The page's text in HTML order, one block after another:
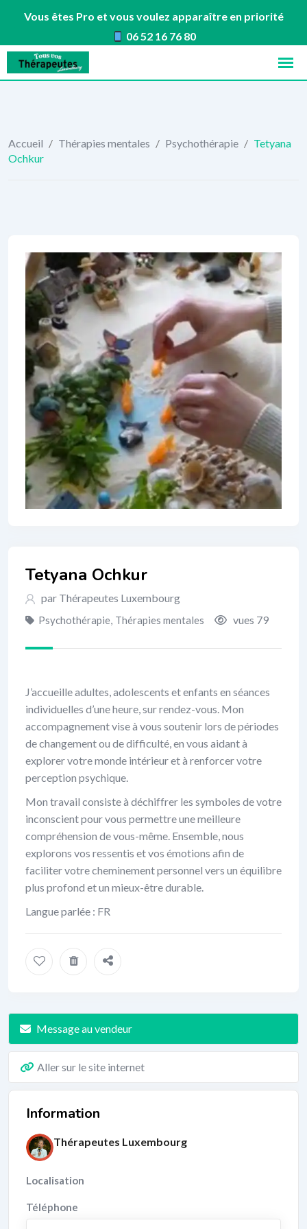
Vous êtes Pro et vous voulez apparaître en priorité
06 52 16 76 80
Skip
content
Accueil / Thérapies mentales / Psychothérapie / Tetyana
Ochkur
Tetyana Ochkur
par Thérapeutes Luxembourg
Psychothérapie, Thérapies mentales vues 79
J’accueille adultes, adolescents et enfants en séances
individuelles d’une heure, sur rendez-vous. Mon
accompagnement vise à vous soutenir lors de périodes
de changement ou de difficulté, en vous aidant à
explorer votre monde intérieur et à renforcer votre
perception psychique.
Mon travail consiste à déchiffrer les symboles de votre
inconscient pour vous permettre une meilleure
compréhension de vous-même. Ensemble, nous
explorons vos ressentis et vos émotions afin de
faciliter votre cheminement personnel vers un équilibre
plus profond et un mieux-être durable.
Langue parlée : FR
Message au vendeur
Aller sur le site internet
Information
Thérapeutes Luxembourg
Localisation
Téléphone